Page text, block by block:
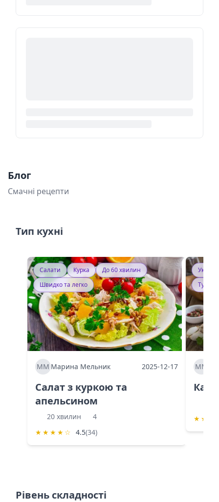
Блог
Смачні рецепти
Тип кухні
Салати Курка
До 60 хвилин
Швидко та легко
ММ Марина Мельник 2025-12-17
Салат з куркою та
апельсином
20 хвилин
4
★ ★ ★ ★ ☆ 4.5(34)
ММ
★ ★
Рівень складності